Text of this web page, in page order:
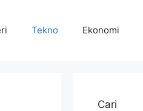
Tekno Ekonomi
Cari